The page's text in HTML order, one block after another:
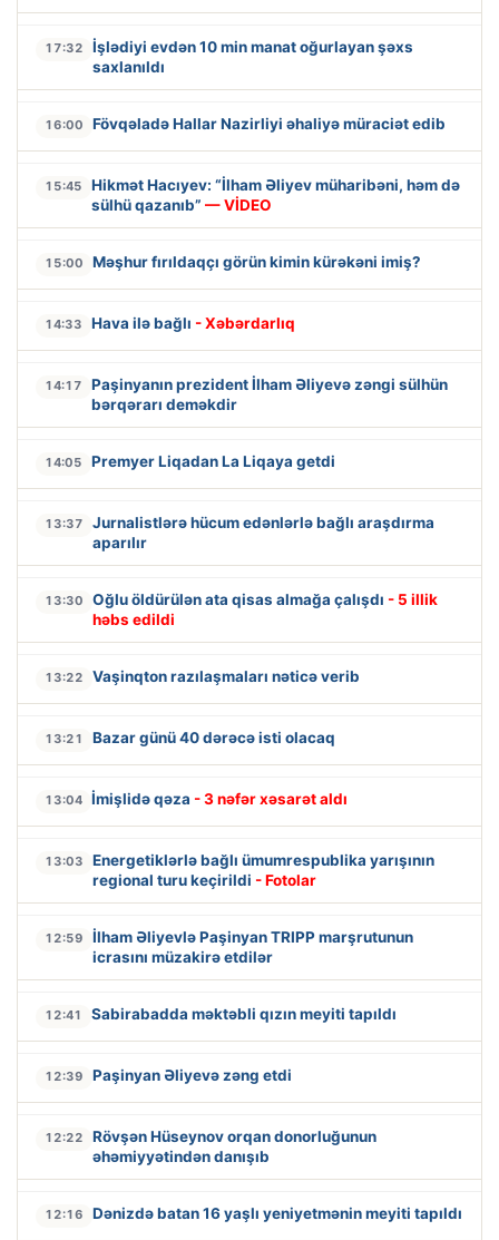
17:32
İşlədiyi evdən 10 min manat oğurlayan şəxs
saxlanıldı
16:00 Fövqəladə Hallar Nazirliyi əhaliyə müraciət edib
15:45
Hikmət Hacıyev: “İlham Əliyev müharibəni, həm də
sülhü qazanıb” — VİDEO
15:00 Məşhur fırıldaqçı görün kimin kürəkəni imiş?
14:33 Hava ilə bağlı - Xəbərdarlıq
14:17
Paşinyanın prezident İlham Əliyevə zəngi sülhün
bərqərarı deməkdir
14:05 Premyer Liqadan La Liqaya getdi
13:37
Jurnalistlərə hücum edənlərlə bağlı araşdırma
aparılır
13:30 Oğlu öldürülən ata qisas almağa çalışdı - 5 illik
həbs edildi
13:22 Vaşinqton razılaşmaları nəticə verib
13:21 Bazar günü 40 dərəcə isti olacaq
13:04 İmişlidə qəza - 3 nəfər xəsarət aldı
13:03
Energetiklərlə bağlı ümumrespublika yarışının
regional turu keçirildi - Fotolar
12:59
İlham Əliyevlə Paşinyan TRIPP marşrutunun
icrasını müzakirə etdilər
12:41 Sabirabadda məktəbli qızın meyiti tapıldı
12:39 Paşinyan Əliyevə zəng etdi
12:22
Rövşən Hüseynov orqan donorluğunun
əhəmiyyətindən danışıb
12:16 Dənizdə batan 16 yaşlı yeniyetmənin meyiti tapıldı